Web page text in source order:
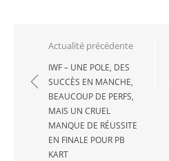
Navigation
l’article
Actualité précédente
IWF – UNE POLE, DES
SUCCÈS EN MANCHE,
BEAUCOUP DE PERFS,
MAIS UN CRUEL
MANQUE DE RÉUSSITE
EN FINALE POUR PB
KART